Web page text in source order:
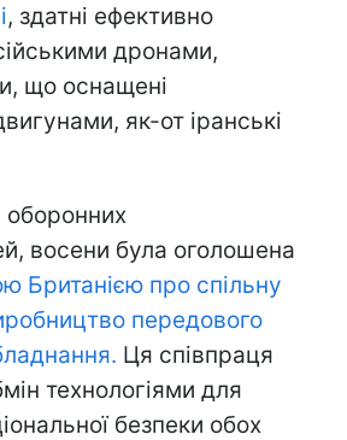
, здатні ефективно
дронами,
що оснащені
як-от іранські
оборонних
восени була оголошена
Британією про спільну
передового
Ця співпраця
технологіями для
безпеки обох